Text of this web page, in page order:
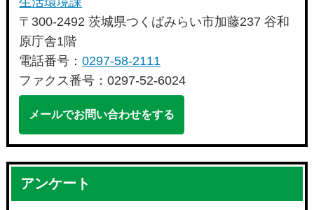
〒300-2492 茨城県つくばみらい市加藤237 谷和
原庁舎1階
電話番号：0297-58-2111
ファクス番号：0297-52-6024
メールでお問い合わせをする
アンケート